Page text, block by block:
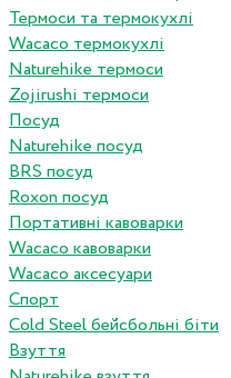
Термоси та термокухлі
Wacaco термокухлі
Naturehike термоси
Zojirushi термоси
Посуд
Naturehike посуд
BRS посуд
Roxon посуд
Портативні кавоварки
Wacaco кавоварки
Wacaco аксесуари
Спорт
Cold Steel бейсбольні біти
Взуття